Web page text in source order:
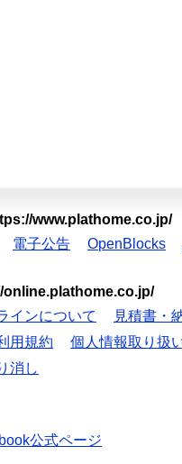
www.plathome.co.jp/
電子公告 OpenBlocks
online.plathome.co.jp/
インについて 見積書・
用規約 個人情報取り扱
消し
公式ページ